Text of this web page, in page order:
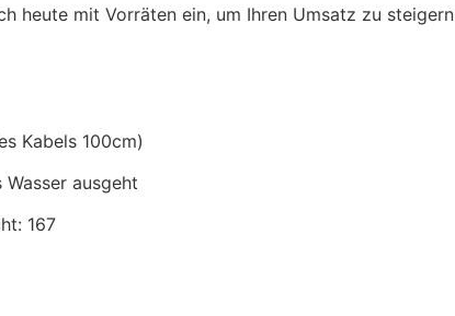
heute mit Vorräten ein, um Ihren Umsatz zu steigern
Kabels 100cm)
ausgeht
167